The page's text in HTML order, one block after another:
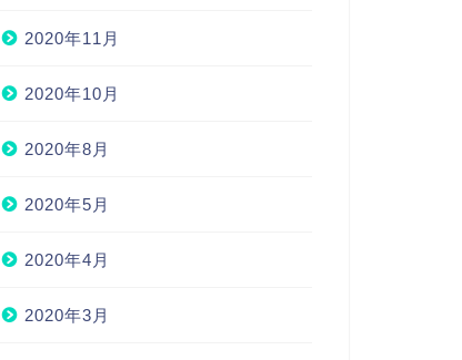
2020年11月
2020年10月
2020年8月
2020年5月
2020年4月
2020年3月